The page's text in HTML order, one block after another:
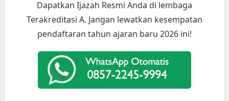
Dapatkan Ijazah Resmi Anda di lembaga
Terakreditasi A. Jangan lewatkan kesempatan
pendaftaran tahun ajaran baru 2026 ini!